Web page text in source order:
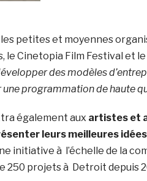
petites et moyennes
Cinetopia Film Festival et
des modèles
programmation de haute
également aux artistes et
leurs meilleures
initiative à l’échelle de la
250 projets à Detroit depuis